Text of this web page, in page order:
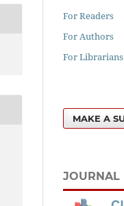
For Readers
For Authors
For Librarians
MAKE A
JOURNAL